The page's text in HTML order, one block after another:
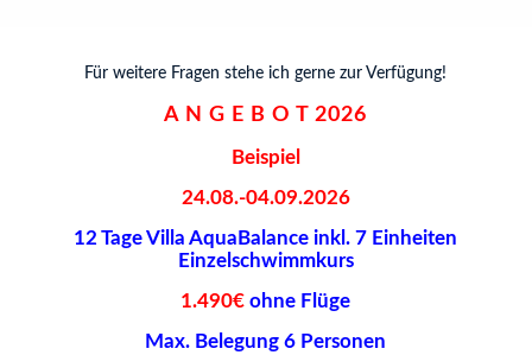
Für weitere Fragen stehe ich gerne zur Verfügung!
A N G E B O T 2026
Beispiel
24.08.-04.09.2026
12 Tage Villa AquaBalance inkl. 7 Einheiten
Einzelschwimmkurs
1.490€ ohne Flüge
Max. Belegung 6 Personen